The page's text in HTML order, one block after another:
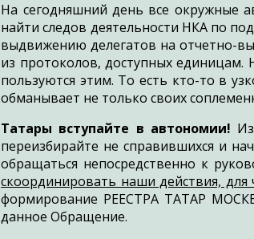
На сегодняшний день все окружные
найти следов деятельности НКА по
выдвижению делегатов на отчетно-
из протоколов, доступных
пользуются этим. То есть кто-то в
обманывает не только своих
Татары вступайте в автономии!
переизбирайте не справившихся и
обращаться непосредственно к
скоординировать наши действия, для
формирование РЕЕСТРА ТАТАР
данное Обращение.